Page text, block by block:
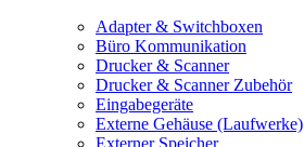
Adapter & Switchboxen
Büro Kommunikation
Drucker & Scanner
Drucker & Scanner Zubehör
Eingabegeräte
Externe Gehäuse (Laufwerke)
Externer Speicher